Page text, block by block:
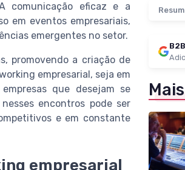
comunicação eficaz e a
em eventos empresariais,
emergentes no setor.
promovendo a criação de
empresarial, seja em
que desejam se
encontros pode ser
e em constante
empresarial